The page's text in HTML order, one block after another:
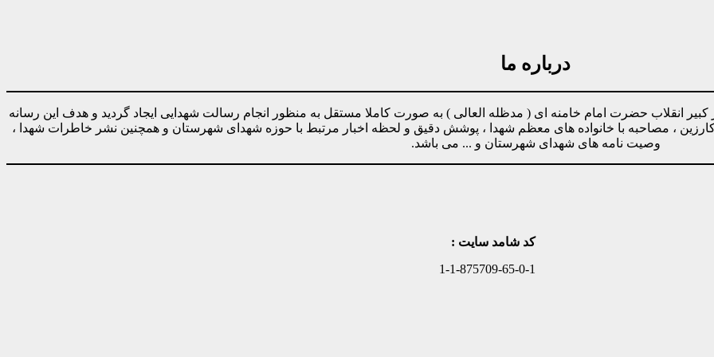
درباره ما
پیروی از دستورات رهبر کبیر انقلاب حضرت امام خامنه ای ( مدظله العالی ) به صورت کاملا مستقل به منظور انجام رسالت شهدایی ایجاد گردید و هدف این رسانه
، مصاحبه با خانواده های معظم شهدا ، پوشش دقیق و لحظه اخبار مرتبط با حوزه شهدای شهرستان و همچنین نشر خاطرات شهدا ،
وصیت نامه های شهدای شهرستان و ... می باشد.
کد شامد سایت :
1-1-875709-65-0-1